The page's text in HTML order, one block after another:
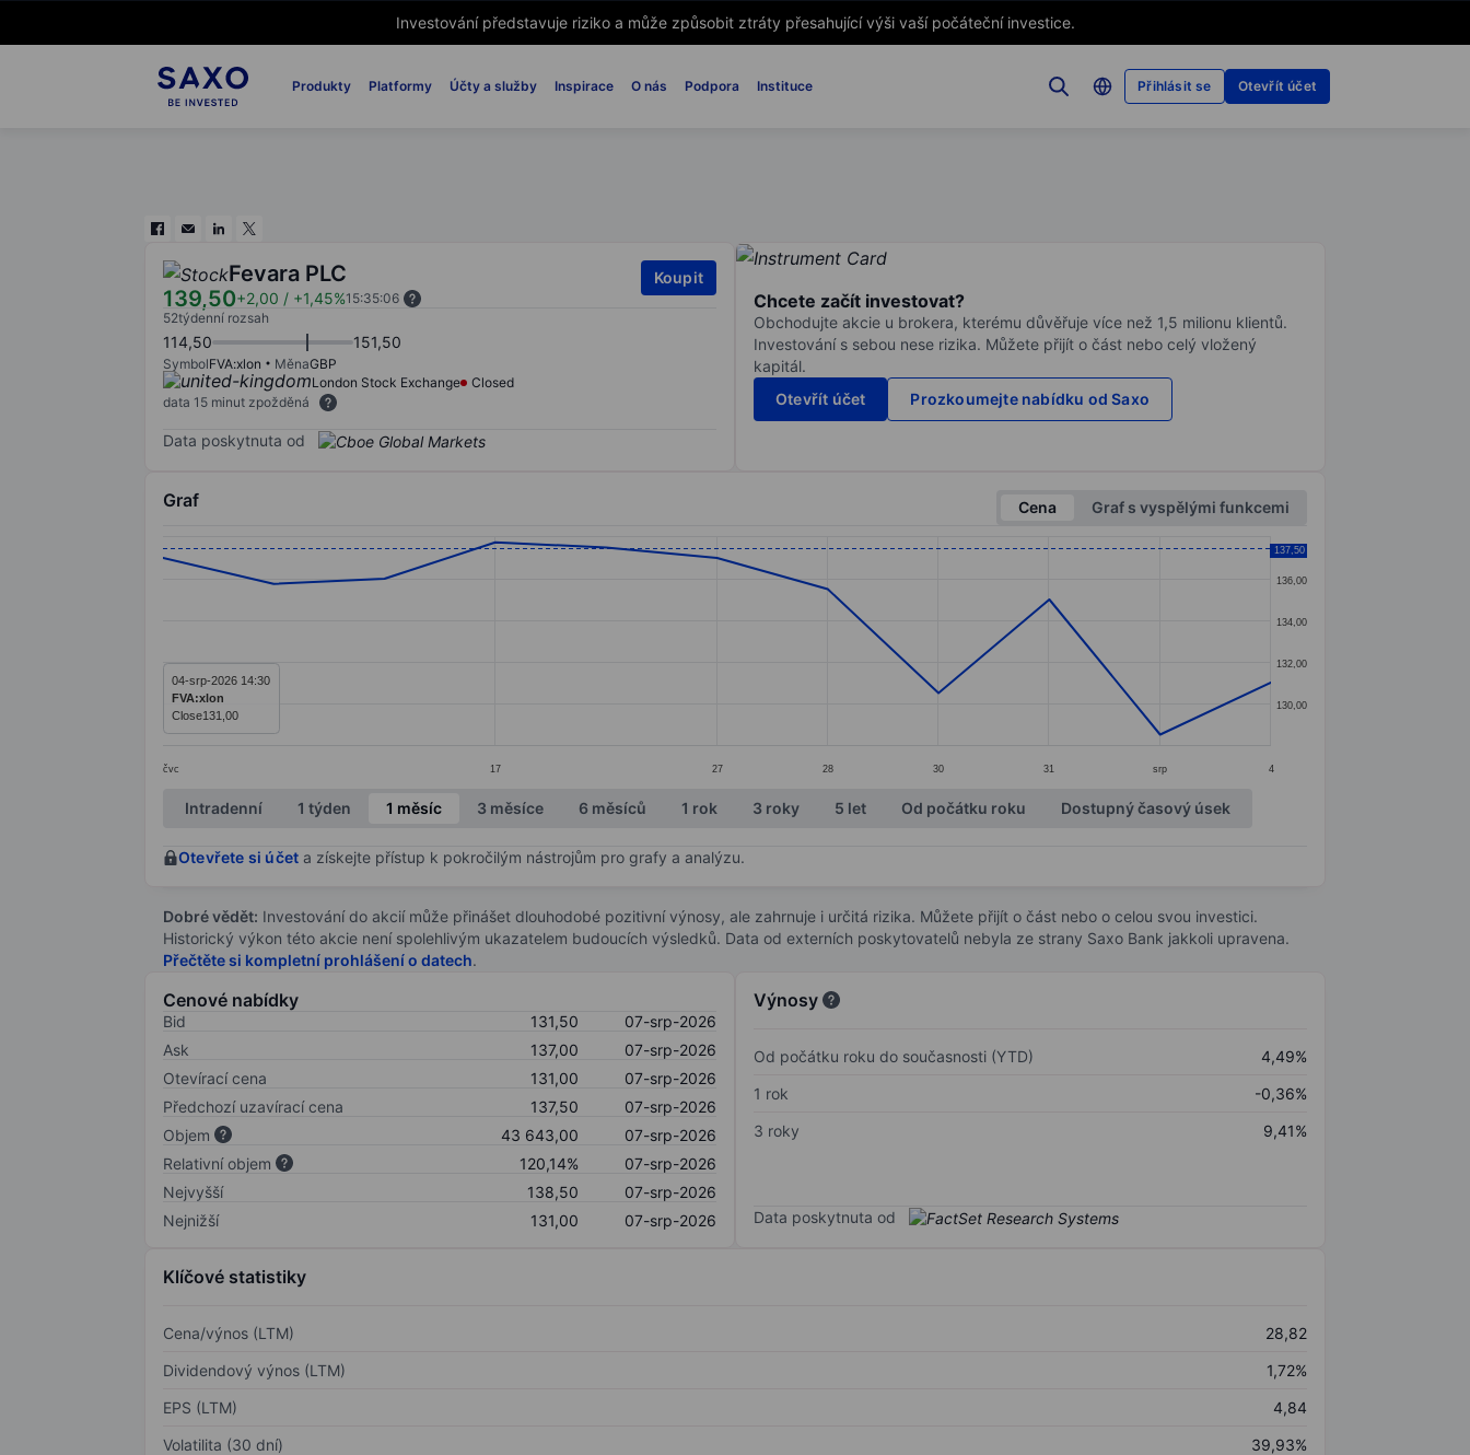
Investování představuje riziko a může způsobit ztráty přesahující výši vaší počáteční investice.
Produkty Platformy Účty a služby Inspirace O nás Podpora Instituce Přihlásit se Otevřít účet
Fevara PLC
139,50+2,00 / +1,45%15:35:06
Koupit
52týdenní rozsah
114,50 151,50
SymbolFVA:xlon MěnaGBP
London Stock Exchange
Closed
data 15 minut zpožděná
Data poskytnuta od
Chcete začít investovat?
Obchodujte akcie u brokera, kterému důvěřuje více než 1,5 milionu klientů.
Investování s sebou nese rizika. Můžete přijít o část nebo celý vložený
kapitál.
Otevřít účet
Prozkoumejte nabídku od Saxo
Graf Cena
Graf s vyspělými funkcemi
Line chart with 11 data points.
čvc 17 27 28 30 31 srp 4
130,00
132,00
134,00
136,00
137,50
04-srp-2026 14:30
FVA:xlon
Close131,00
End of interactive chart.
Intradenní 1 týden 1 měsíc 3 měsíce 6 měsíců 1 rok 3 roky 5 let Od počátku roku Dostupný časový úsek
Otevřete si účet a získejte přístup k pokročilým nástrojům pro grafy a analýzu.
Dobré vědět: Investování do akcií může přinášet dlouhodobé pozitivní výnosy, ale zahrnuje i určitá rizika. Můžete přijít o část nebo o celou svou investici.
Historický výkon této akcie není spolehlivým ukazatelem budoucích výsledků. Data od externích poskytovatelů nebyla ze strany Saxo Bank jakkoli upravena.
Přečtěte si kompletní prohlášení o datech.
Cenové nabídky
Bid 131,50
07-srp-2026
Ask
137,00
07-srp-2026
Otevírací cena
131,00
07-srp-2026
Předchozí uzavírací cena
137,50
07-srp-2026
Objem
43 643,00
07-srp-2026
Relativní objem
120,14%
07-srp-2026
Nejvyšší
138,50
07-srp-2026
Nejnižší
131,00 07-srp-2026
Výnosy
Od počátku roku do současnosti (YTD)
4,49%
1 rok
-0,36%
3 roky
9,41%
Data poskytnuta od
Klíčové statistiky
Cena/výnos (LTM)
28,82
Dividendový výnos (LTM)
1,72%
EPS (LTM)
4,84
Volatilita (30 dní)
39,93%